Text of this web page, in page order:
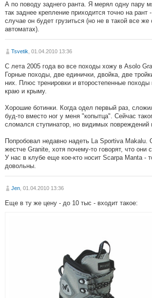
А по поводу заднего ранта. Я мерял одну пару
так заднее крепление приходится точно на рант
случае он будет грузиться (но не в такой все же
автоматах).
Tsvetik , 01.04.2010 13:36
С лета 2005 года во все походы хожу в Asolo
Горные походы, две единички, двойка, две
них. Плюс тренировки и второстепенные походы
краю и крыму.
Хорошие ботинки. Когда одел первый раз,
буд-то вместо ног у меня "копытца". Сейчас
сломался ступинатор, но видимых повреждений
Попробовал недавно надеть La Sportiva Makalu.
жестче Granite, хотя почему-то говорят, что они
У нас в клубе еще кое-кто носит Scarpa Manta -
довольны.
Jen , 01.04.2010 13:36
Еще в ту же цену - до 10 тыс - входит такое: